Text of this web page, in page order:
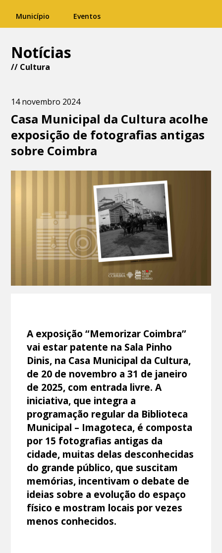
Município Eventos
Notícias
// Cultura
14 novembro 2024
Casa Municipal da Cultura acolhe
exposição de fotografias antigas
sobre Coimbra
A exposição “Memorizar Coimbra”
vai estar patente na Sala Pinho
Dinis, na Casa Municipal da Cultura,
de 20 de novembro a 31 de janeiro
de 2025, com entrada livre. A
iniciativa, que integra a
programação regular da Biblioteca
Municipal – Imagoteca, é composta
por 15 fotografias antigas da
cidade, muitas delas desconhecidas
do grande público, que suscitam
memórias, incentivam o debate de
ideias sobre a evolução do espaço
físico e mostram locais por vezes
menos conhecidos.